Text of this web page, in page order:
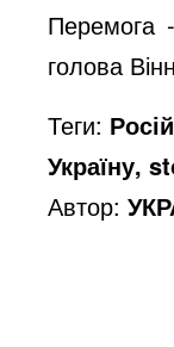
Перемога
голова
Теги:
Україну,
Автор: